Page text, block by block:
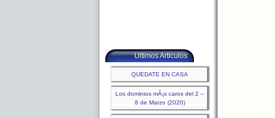
Ultimos Articulos
QUEDATE EN CASA
Los dominios mÃ¡s caros del 2 –
8 de Marzo (2020)